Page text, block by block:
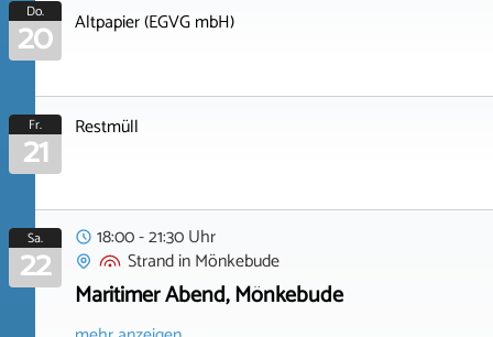
Do.
20 Altpapier (EGVG mbH)
Fr.
21 Restmüll
Sa.
22
18:00 - 21:30 Uhr
StrandinMönkebude
Maritimer Abend, Mönkebude